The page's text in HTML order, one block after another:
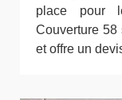
place pour
Couverture 58
et offre un